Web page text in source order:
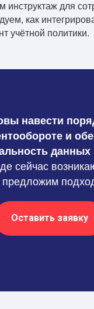
инструктаж для
как
учётной политики.
навести
и
данных
сейчас
предложим
Оставить заявку